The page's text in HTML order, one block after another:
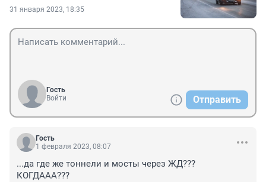
31 января 2023, 18:35
Гость
Войти
Отправить
Гость
1 февраля 2023, 08:07
...да где же тоннели и мосты через ЖД???
КОГДААА???